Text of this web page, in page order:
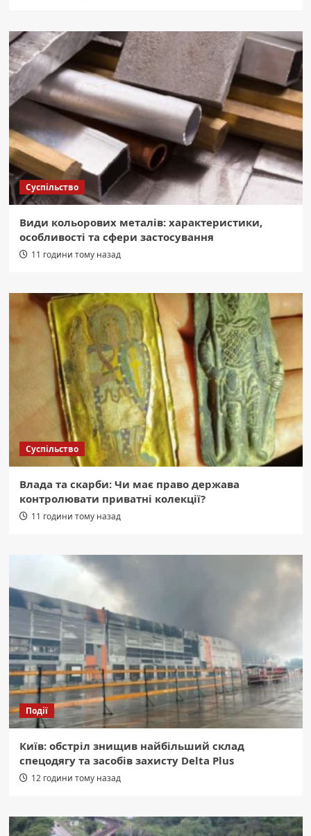
Суспільство
Види кольорових металів: характеристики,
особливості та сфери застосування
11 години тому назад
Суспільство
Влада та скарби: Чи має право держава
контролювати приватні колекції?
11 години тому назад
Події
Київ: обстріл знищив найбільший склад
спецодягу та засобів захисту Delta Plus
12 години тому назад